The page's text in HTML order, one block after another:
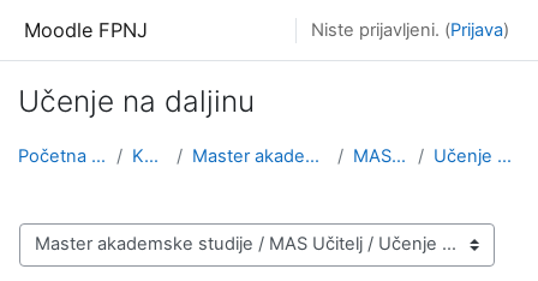
Moodle FPNJ Niste prijavljeni. (Prijava)
Učenje na daljinu
Početna stranica Kursevi Master akademske studije MAS Učitelj Učenje na daljinu
Kategorije kurseva